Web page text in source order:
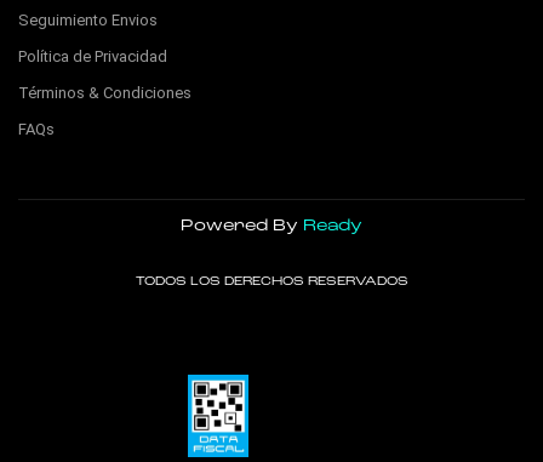
Seguimiento Envios
Política de Privacidad
Términos & Condiciones
FAQs
Powered By Ready
TODOS LOS DERECHOS RESERVADOS